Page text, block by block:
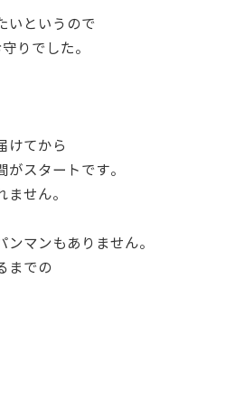
いというので
りでした。
けてから
スタートです。
せん。
マンもありません。
までの